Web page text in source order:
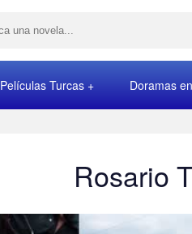
Películas Turcas Doramas
Rosario